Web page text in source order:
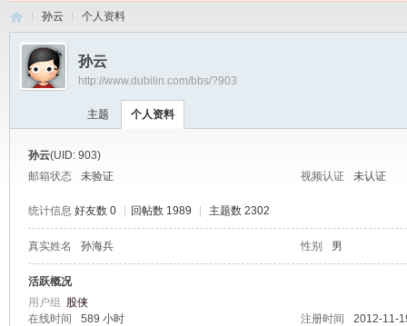
›
孙云
›
个人资料
孙云
http://www.dubilin.com/bbs/?903
主题 个人资料
孙云(UID: 903)
邮箱状态
未验证 视频认证 未认证
统计信息 好友数 0 回帖数 1989 主题数 2302
真实姓名 孙海兵 性别 男
活跃概况
用户组 股侠
在线时间
589 小时 注册时间
2012-11-